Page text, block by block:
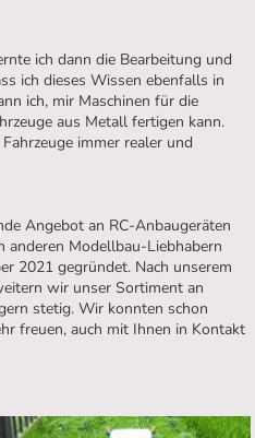
ich dann die Bearbeitung und
ich dieses Wissen ebenfalls in
ich, mir Maschinen für die
aus Metall fertigen kann.
immer realer und
Angebot an RC-Anbaugeräten
anderen Modellbau-Liebhabern
2021 gegründet. Nach unserem
wir unser Sortiment an
stetig. Wir konnten schon
freuen, auch mit Ihnen in Kontakt